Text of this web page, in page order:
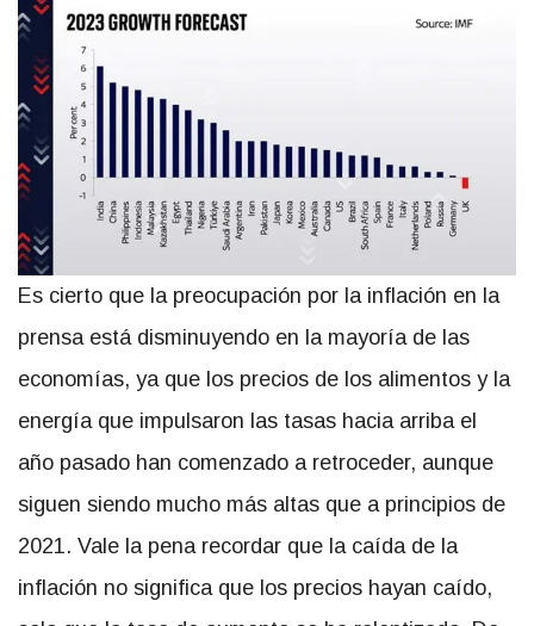
Es cierto que la preocupación por la inflación en la
prensa está disminuyendo en la mayoría de las
economías, ya que los precios de los alimentos y la
energía que impulsaron las tasas hacia arriba el
año pasado han comenzado a retroceder, aunque
siguen siendo mucho más altas que a principios de
2021. Vale la pena recordar que la caída de la
inflación no significa que los precios hayan caído,